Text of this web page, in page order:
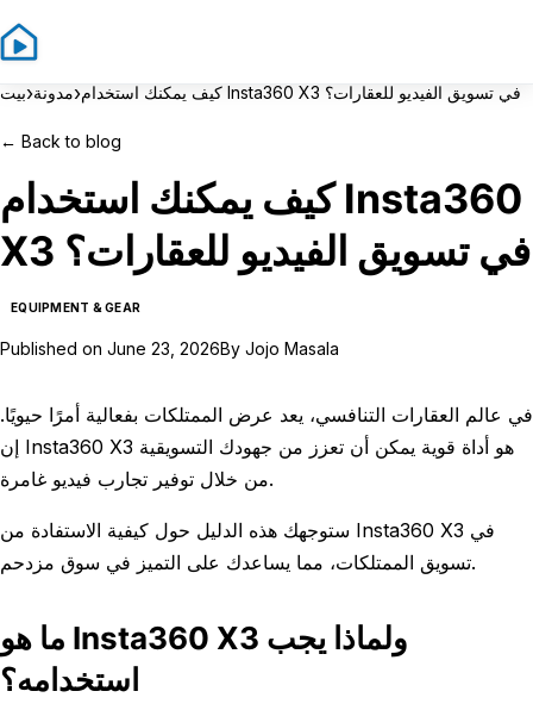
بيت›مدونة› كيف يمكنك استخدام Insta360 X3 في تسويق الفيديو للعقارات؟
← Back to blog
كيف يمكنك استخدام Insta360
X3 في تسويق الفيديو للعقارات؟
EQUIPMENT & GEAR
Published on June 23, 2026By Jojo Masala
في عالم العقارات التنافسي، يعد عرض الممتلكات بفعالية أمرًا حيويًا.
إن Insta360 X3 هو أداة قوية يمكن أن تعزز من جهودك التسويقية
من خلال توفير تجارب فيديو غامرة.
ستوجهك هذه الدليل حول كيفية الاستفادة من Insta360 X3 في
تسويق الممتلكات، مما يساعدك على التميز في سوق مزدحم.
ما هو Insta360 X3 ولماذا يجب
استخدامه؟